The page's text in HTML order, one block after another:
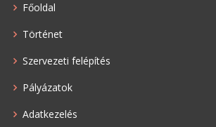
Főoldal
Történet
Szervezeti felépítés
Pályázatok
Adatkezelés